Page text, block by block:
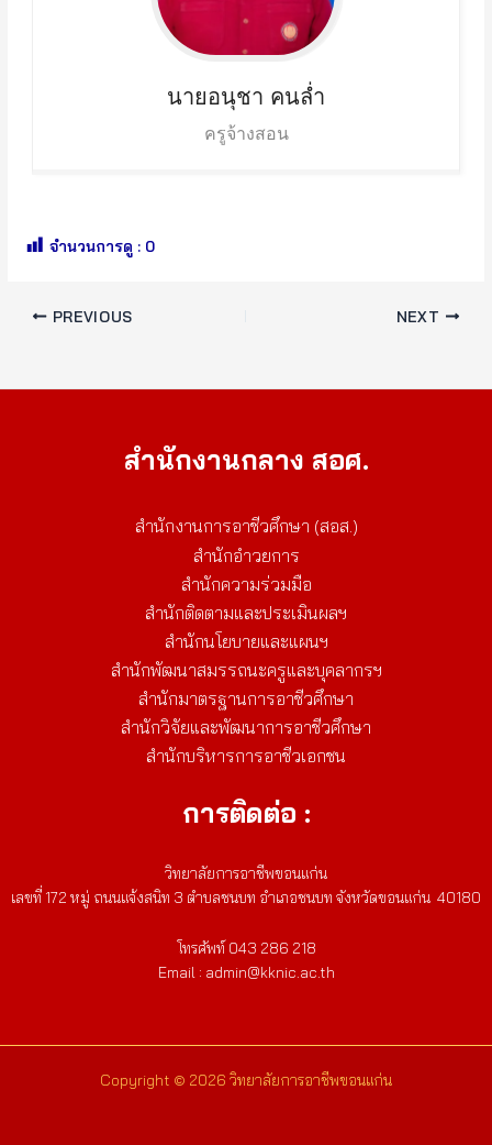
นายอนุชา คนล่ำ
ครูจ้างสอน
จำนวนการดู : 0
PREVIOUS NEXT
สำนักงานกลาง สอศ.
สำนักงานการอาชีวศึกษา (สอส.)
สำนักอำวยการ
สำนักความร่วมมือ
สำนักติดตามและประเมินผลฯ
สำนักนโยบายและแผนฯ
สำนักพัฒนาสมรรถนะครูและบุคลากรฯ
สำนักมาตรฐานการอาชีวศึกษา
สำนักวิจัยและพัฒนาการอาชีวศึกษา
สำนักบริหารการอาชีวเอกชน
การติดต่อ :
วิทยาลัยการอาชีพขอนแก่น
เลขที่ 172 หมู่ ถนนแจ้งสนิท 3 ตำบลชนบท อำเภอชนบท จังหวัดขอนแก่น 40180
โทรศัพท์ 043 286 218
Email : admin@kknic.ac.th
Copyright © 2026 วิทยาลัยการอาชีพขอนแก่น